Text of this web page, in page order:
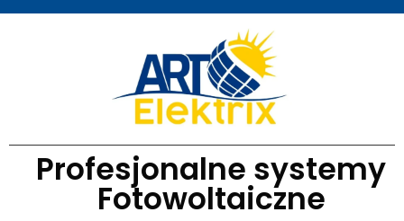
Profesjonalne systemy
Fotowoltaiczne